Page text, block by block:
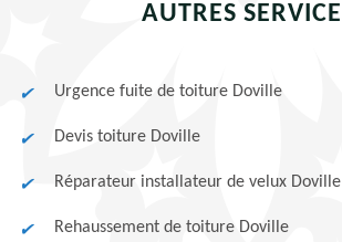
AUTRES
Urgence fuite de toiture Doville
Devis toiture Doville
Réparateur installateur de velux Doville
Rehaussement de toiture Doville